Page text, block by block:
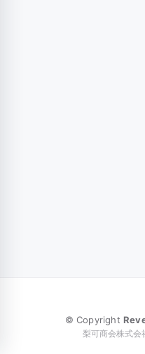
© Copyright
梨可商会株式